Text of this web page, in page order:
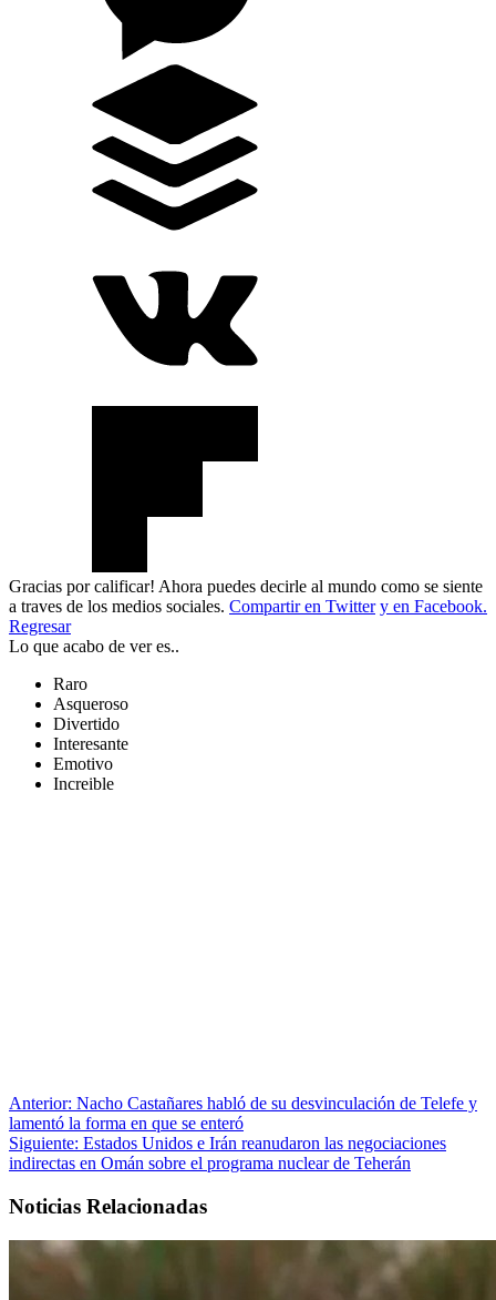
Gracias por calificar! Ahora puedes decirle al mundo como se siente
a traves de los medios sociales. Compartir en Twitter y en Facebook.
Regresar
Lo que acabo de ver es..
Raro
Asqueroso
Divertido
Interesante
Emotivo
Increible
Anterior: Nacho Castañares habló de su desvinculación de Telefe y
lamentó la forma en que se enteró
Siguiente: Estados Unidos e Irán reanudaron las negociaciones
indirectas en Omán sobre el programa nuclear de Teherán
Noticias Relacionadas